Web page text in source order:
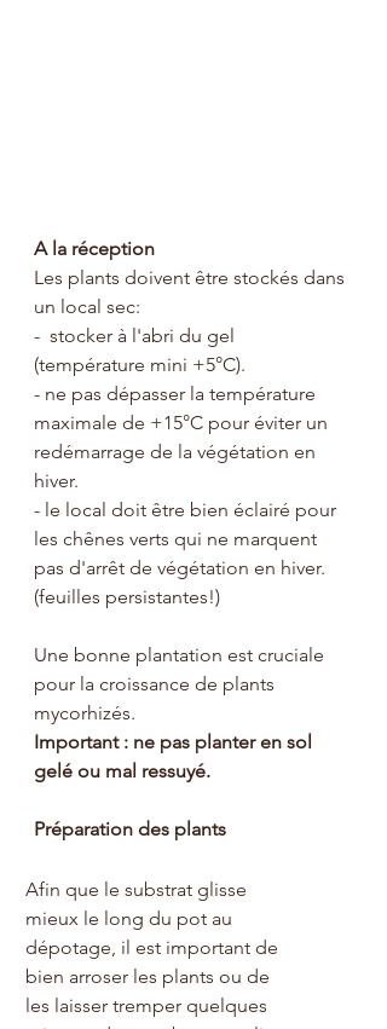
A la réception
Les plants doivent être stockés dans
un local sec:
-  stocker à l'abri du gel
(température mini +5°C).
- ne pas dépasser la température
maximale de +15°C pour éviter un
redémarrage de la végétation en
hiver.
- le local doit être bien éclairé pour
les chênes verts qui ne marquent
pas d'arrêt de végétation en hiver.
(feuilles persistantes!)
Une bonne plantation est cruciale
pour la croissance de plants
mycorhizés.
Important : ne pas planter en sol
gelé ou mal ressuyé.
Préparation des plants
Afin que le substrat glisse
mieux le long du pot au
dépotage, il est important de
bien arroser les plants ou de
les laisser tremper quelques